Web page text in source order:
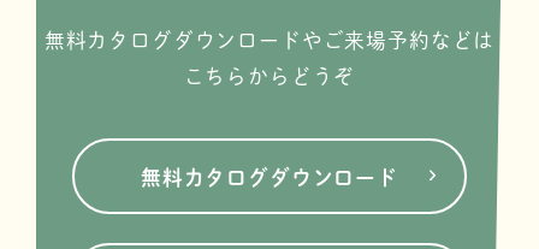
無料カタログダウンロードやご来場予約などは
こちらからどうぞ
無料カタログダウンロード